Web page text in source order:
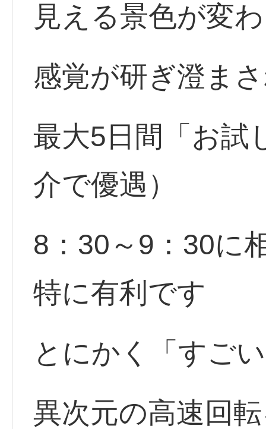
見える景色が変
感覚が研ぎ澄ま
最大5日間「お試
介で優遇）
8：30～9：30に
特に有利です
とにかく「すご
異次元の高速回